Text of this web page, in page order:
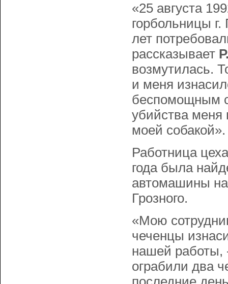
«25 августа
гоpбольницы г.
лет
рассказывает
возмутилась.
и меня
беспомощным
убийства меня
моей
Работница
года была
автомашины на
Грозного.
«Мою
чеченцы
нашей работы,
ограбили два